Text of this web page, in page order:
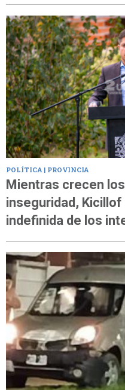
POLÍTICA | PROVINCIA
Mientras crecen
inseguridad,
indefinida de los